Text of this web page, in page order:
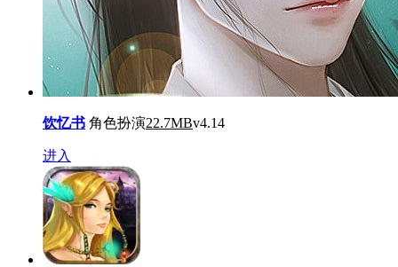
饮忆书 角色扮演22.7MBv4.14
进入